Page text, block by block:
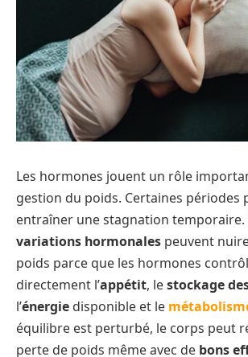
Les hormones jouent un rôle
gestion du poids. Certaines périodes
entraîner une stagnation temporaire.
variations hormonales peuvent
poids parce que les hormones
directement l’appétit, lestockage
l’énergie disponible et le
équilibre est perturbé, le corps peut
perte de poids même avec de bons